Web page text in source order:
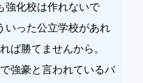
強化校は作れないで
いった公立学校があれ
ば勝てませんから。
強豪と言われているバ